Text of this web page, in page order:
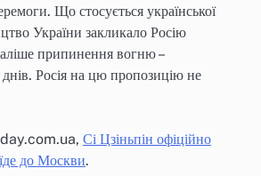
Що стосується української
України закликало Росію
припинення вогню –
Росія на цю пропозицію не
Сі Цзіньпін офіційно
до Москви.